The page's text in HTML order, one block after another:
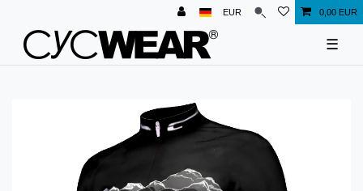
EUR 0,00 EUR
☰